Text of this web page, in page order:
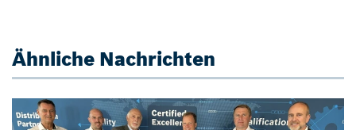
Ähnliche Nachrichten